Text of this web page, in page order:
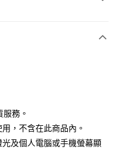
化商業銀行
北富邦商業銀行
豐國際商業銀行
務。
，不含在此商品內。
及個人電腦或手機螢幕顯